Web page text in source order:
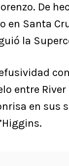
De
Santa
la
entre
en sus